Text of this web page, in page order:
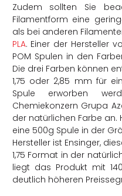
Zudem sollten Sie
Filamentform eine
als bei anderen
PLA. Einer der Hersteller
POM Spulen in den
Die drei Farben können
1,75 oder 2,85 mm für
Spule erworben
Chemiekonzern Grupa
der natürlichen Farbe an.
eine 500g Spule in der
Hersteller ist Ensinger,
1,75 Format in der
liegt das Produkt mit
deutlich höheren